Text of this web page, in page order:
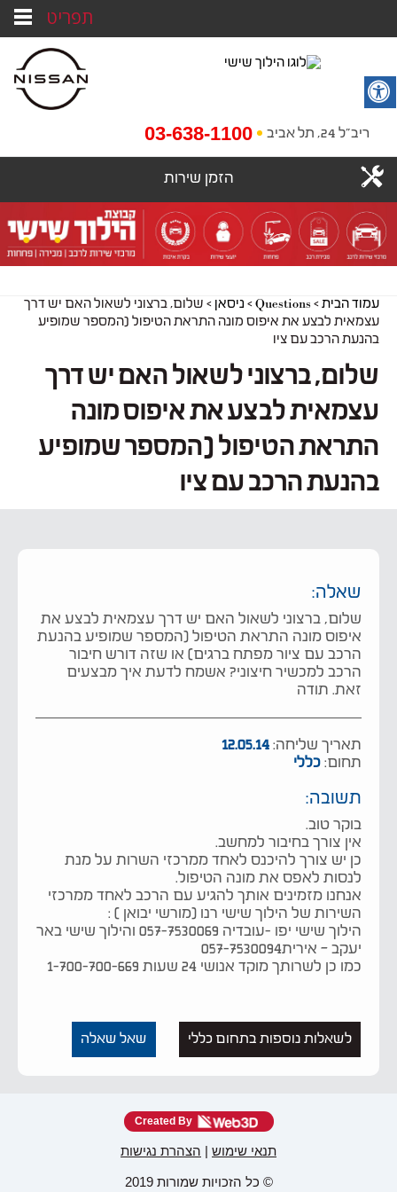
03-638-1100 ריב"ל 24, תל אביב
הזמן שירות
עמוד הבית>
Questions
> ניסאן > שלום, ברצוני לשאול האם יש דרך
עצמאית לבצע את איפוס מונה התראת הטיפול (המספר שמופיע
בהנעת הרכב עם ציו
שלום, ברצוני לשאול האם יש דרך
עצמאית לבצע את איפוס מונה
התראת הטיפול (המספר שמופיע
בהנעת הרכב עם ציו
שאלה:
שלום, ברצוני לשאול האם יש דרך עצמאית לבצע את
איפוס מונה התראת הטיפול (המספר שמופיע בהנעת
הרכב עם ציור מפתח ברגים) או שזה דורש חיבור
הרכב למכשיר חיצוני? אשמח לדעת איך מבצעים
זאת. תודה
תאריך שליחה:12.05.14
תחום:כללי
תשובה:
בוקר טוב.
אין צורך בחיבור למחשב.
כן יש צורך להיכנס לאחד ממרכזי השרות על מנת
לנסות לאפס את מונה הטיפול.
אנחנו מזמינים אותך להגיע עם הרכב לאחד ממרכזי
השירות של הילוך שישי רנו (מורשי יבואן ) :
הילוך שישי יפו -עובדיה 057-7530069 והילוך שישי באר
יעקב – אירית057-7530094
כמו כן לשרותך מוקד אנושי 24 שעות 1-700-700-669
לשאלות נוספות בתחום כללי שאל שאלה
Created By
תנאי שימוש | הצהרת נגישות
© כל הזכויות שמורות 2019
תפריט